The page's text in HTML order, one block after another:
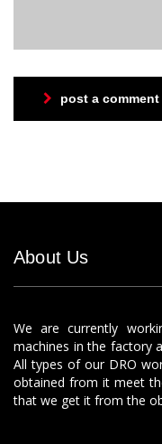
post a comment
About Us
We are currently
machines in the factory
All types of our DRO
obtained from it meet
that we get it from the